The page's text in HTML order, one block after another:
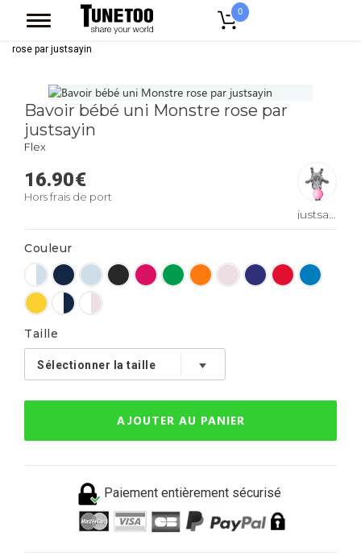
0
Vêtement Enfant Bebe
Bavoir bébé uni Monstre
rose par justsayin
Bavoir bébé uni Monstre rose par
justsayin
Flex
16.90€
Hors frais de port
justsayin
Couleur
Taille
AJOUTER AU PANIER
Paiement entièrement sécurisé